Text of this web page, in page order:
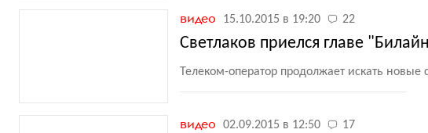
видео 15.10.2015 в 19:20 22
Светлаков приелся главе
Телеком-оператор продолжает искать
видео 02.09.2015 в 12:50 17